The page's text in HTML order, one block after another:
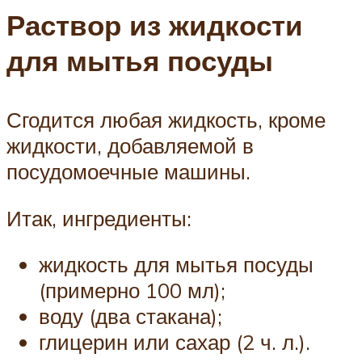
Раствор из жидкости
для мытья посуды
Сгодится любая жидкость, кроме
жидкости, добавляемой в
посудомоечные машины.
Итак, ингредиенты:
жидкость для мытья посуды
(примерно 100 мл);
воду (два стакана);
глицерин или сахар (2 ч. л.).